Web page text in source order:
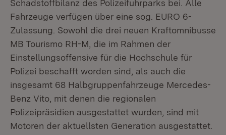
Schadstoffbilanz des Polizeifuhrparks bei. Alle
Fahrzeuge verfügen über eine sog. EURO 6-
Zulassung. Sowohl die drei neuen Kraftomnibusse
MB Tourismo RH-M, die im Rahmen der
Einstellungsoffensive für die Hochschule für
Polizei beschafft worden sind, als auch die
insgesamt 68 Halbgruppenfahrzeuge Mercedes-
Benz Vito, mit denen die regionalen
Polizeipräsidien ausgestattet wurden, sind mit
Motoren der aktuellsten Generation ausgestattet.